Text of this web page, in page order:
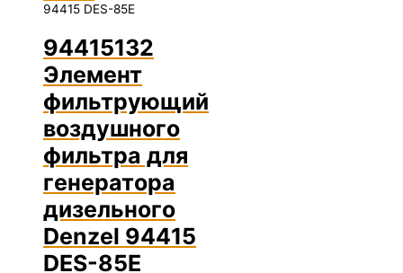
94415 DES-85E
94415132
Элемент
фильтрующий
воздушного
фильтра для
генератора
дизельного
Denzel 94415
DES-85E